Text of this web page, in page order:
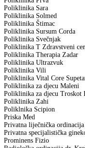
Poliklinika Sara
Poliklinika Solmed
Poliklinika Štimac
Poliklinika Sursum Corda
Poliklinika Svečnjak
Poliklinika T Zdravstveni
Poliklinika Therapia Zadar
Poliklinika Ultrazvuk
Poliklinika Vili
Poliklinika Vital Core
Poliklinika za djecu Maleni
Poliklinika za djecu Troskot
Poliklinika Zahi
Poliklnika Scipion
Priska Med
Privatna liječnička
Privatna specijalistička
Prominens Fizio